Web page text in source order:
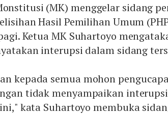
(MK) menggelar sidang
Hasil Pemilihan Umum
Ketua MK Suhartoyo
interupsi dalam sidang
kepada semua mohon
tidak menyampaikan
kata Suhartoyo membuka